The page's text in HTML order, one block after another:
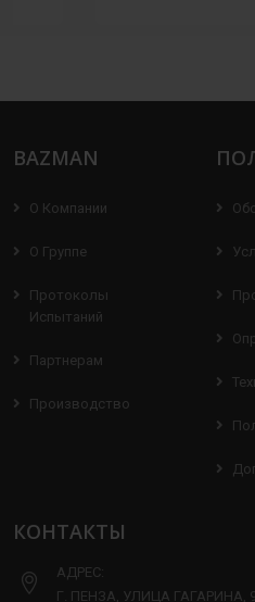
BAZMAN
О Компании
О Группе
Протоколы
Испытаний
Партнерам
Производство
КОНТАКТЫ
АДРЕС:
Г. ПЕНЗА, УЛИЦА ГАГАРИНА,